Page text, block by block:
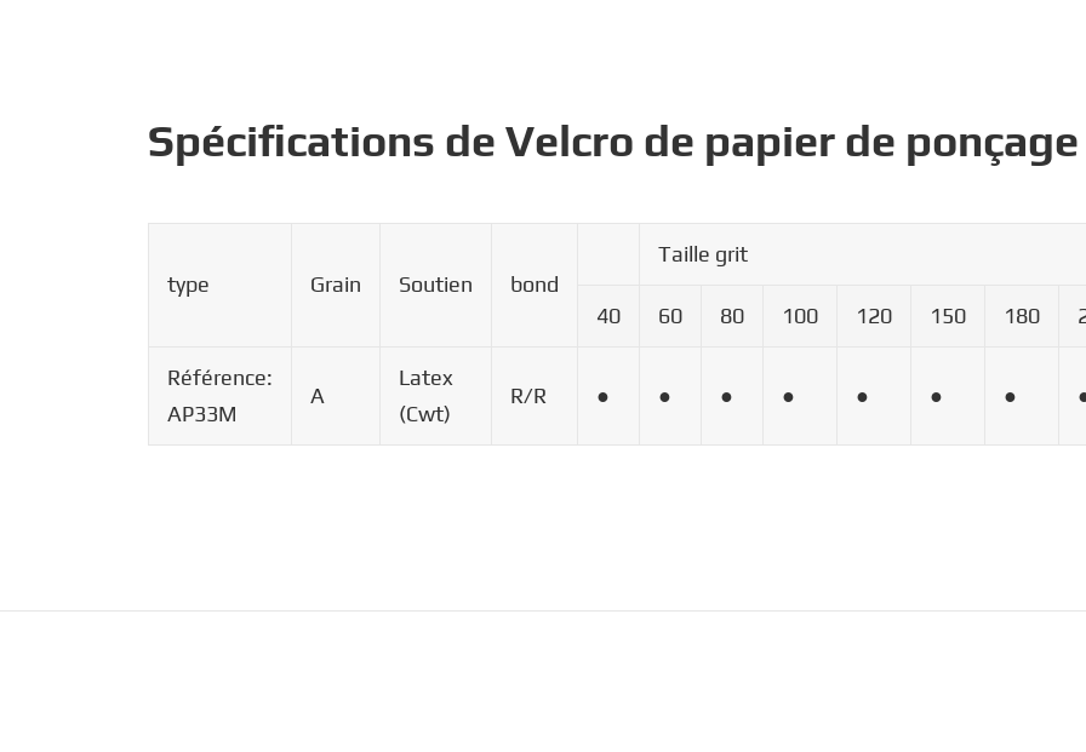
Spécifications de Velcro de papier de
type Grain Soutien bond
Taille grit
40 60 80 100 120 150 180
Référence:
AP33M
A
Latex
(Cwt)
R/R ● ● ● ● ● ● ●